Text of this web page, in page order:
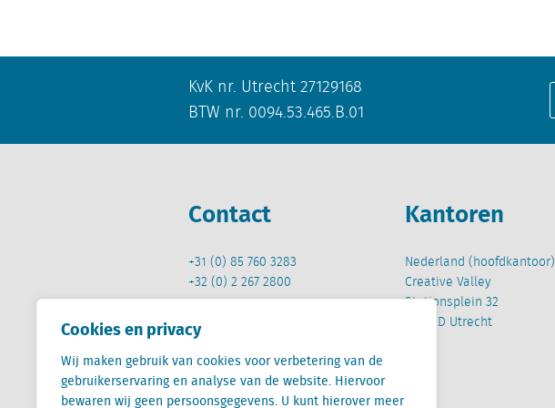
Cookies en privacy
Wij maken gebruik van cookies voor verbetering van de
gebruikerservaring en analyse van de website. Hiervoor
bewaren wij geen persoonsgegevens. U kunt hierover meer
KvK nr. Utrecht 27129168
BTW nr. 0094.53.465.B.01
Contact
+31 (0) 85 760 3283
+32 (0) 2 267 2800
Kantoren
Nederland (hoofdkantoor)
Creative Valley
Stationsplein 32
3511 ED Utrecht